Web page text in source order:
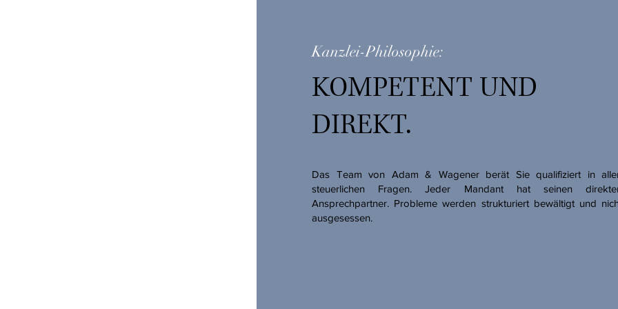
Kanzlei-Philosophie:
KOMPETENT UND
DIREKT.
Das Team von Adam & Wagener berät Sie qualifiziert in
steuerlichen Fragen. Jeder Mandant hat seinen
Ansprechpartner. Probleme werden strukturiert bewältigt und
ausgesessen.